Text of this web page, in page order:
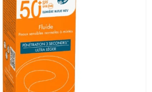
dezvoltat, cu Flexor Fitness-
pentru tonifiere muschi